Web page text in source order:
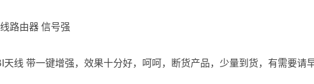
路由器 信号强
线 带一键增强，效果十分好，呵呵，断货产品，少量到货，有需要请